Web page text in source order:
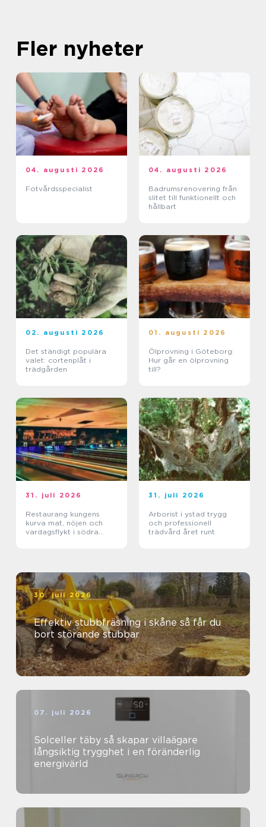
Fler nyheter
04. augusti 2026
Fotvårdsspecialist
04. augusti 2026
Badrumsrenovering från
slitet till funktionellt och
hållbart
02. augusti 2026
Det ständigt populära
valet: cortenplåt i
trädgården
01. augusti 2026
Ölprovning i Göteborg:
Hur går en ölprovning
till?
31. juli 2026
Restaurang kungens
kurva mat, nöjen och
vardagsflykt i södra
31. juli 2026
Arborist i ystad trygg
och professionell
trädvård året runt
30. juli 2026
Effektiv stubbfräsning i skåne så får du
bort störande stubbar
07. juli 2026
Solceller täby så skapar villaägare
långsiktig trygghet i en föränderlig
energivärld